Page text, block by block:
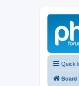
Quick
Board